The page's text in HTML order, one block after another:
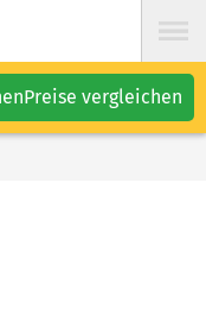
Preise vergleichen